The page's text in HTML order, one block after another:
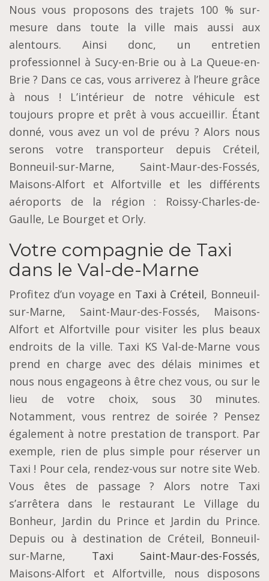
Nous vous proposons des trajets 100 % sur-
mesure dans toute la ville mais aussi aux
alentours. Ainsi donc, un entretien
professionnel à Sucy-en-Brie ou à La Queue-en-
Brie ? Dans ce cas, vous arriverez à l’heure grâce
à nous ! L’intérieur de notre véhicule est
toujours propre et prêt à vous accueillir. Étant
donné, vous avez un vol de prévu ? Alors nous
serons votre transporteur depuis Créteil,
Bonneuil-sur-Marne, Saint-Maur-des-Fossés,
Maisons-Alfort et Alfortville et les différents
aéroports de la région : Roissy-Charles-de-
Gaulle, Le Bourget et Orly.
Votre compagnie de Taxi
dans le Val-de-Marne
Profitez d’un voyage en Taxi à Créteil, Bonneuil-
sur-Marne, Saint-Maur-des-Fossés, Maisons-
Alfort et Alfortville pour visiter les plus beaux
endroits de la ville. Taxi KS Val-de-Marne vous
prend en charge avec des délais minimes et
nous nous engageons à être chez vous, ou sur le
lieu de votre choix, sous 30 minutes.
Notamment, vous rentrez de soirée ? Pensez
également à notre prestation de transport. Par
exemple, rien de plus simple pour réserver un
Taxi ! Pour cela, rendez-vous sur notre site Web.
Vous êtes de passage ? Alors notre Taxi
s’arrêtera dans le restaurant Le Village du
Bonheur, Jardin du Prince et Jardin du Prince.
Depuis ou à destination de Créteil, Bonneuil-
sur-Marne, Taxi Saint-Maur-des-Fossés,
Maisons-Alfort et Alfortville, nous disposons